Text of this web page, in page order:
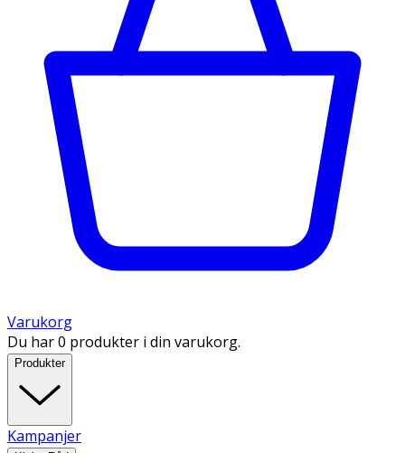
Varukorg
Du har 0 produkter i din varukorg.
Produkter
Kampanjer